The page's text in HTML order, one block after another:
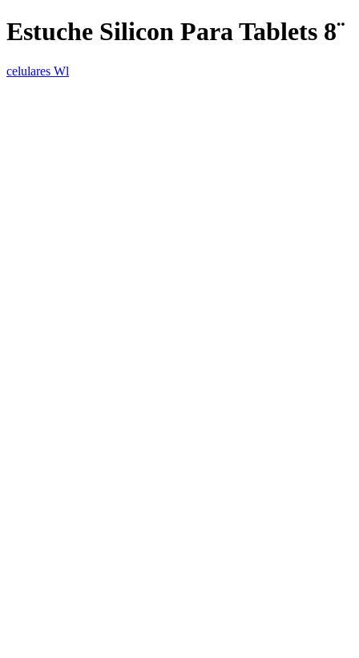
Estuche Silicon Para Tablets 8¨
celulares Wl